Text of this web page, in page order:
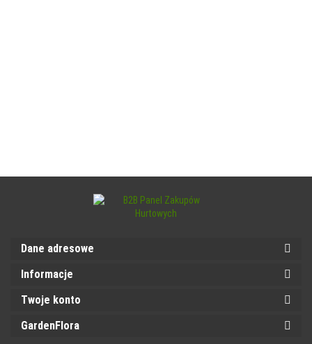
Dane adresowe
Informacje
Twoje konto
GardenFlora